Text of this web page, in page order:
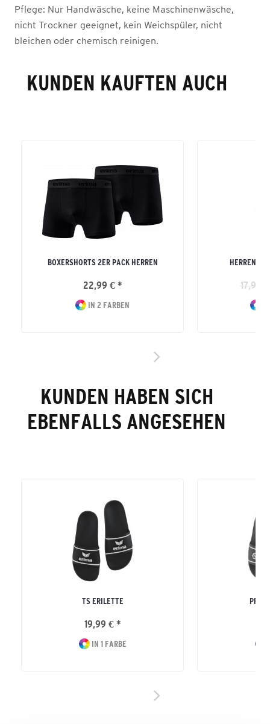
Pflege: Nur Handwäsche, keine Maschinenwäsche,
nicht Trockner geeignet, kein Weichspüler, nicht
bleichen oder chemisch reinigen.
KUNDEN KAUFTEN AUCH
BOXERSHORTS 2ER PACK HERREN
22,99 € *
IN 2 FARBEN
HERREN
17,99
KUNDEN HABEN SICH
EBENFALLS ANGESEHEN
TS ERILETTE
19,99 € *
IN 1 FARBE